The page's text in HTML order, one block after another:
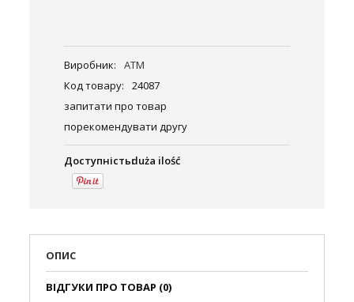
Виробник:
ATM
Код товару:
24087
запитати про товар
порекомендувати другу
Доступність:duża ilość
ОПИС
ВІДГУКИ ПРО ТОВАР (0)